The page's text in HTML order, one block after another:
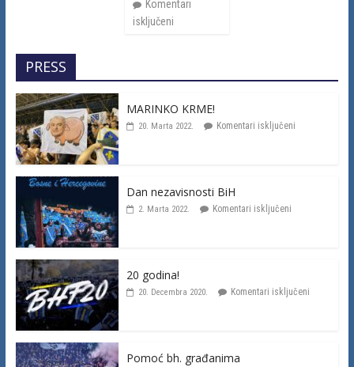
Komentari
isključeni
PRESS
MARINKO KRME!
20. Marta 2022. Komentari isključeni
Dan nezavisnosti BiH
2. Marta 2022. Komentari isključeni
20 godina!
20. Decembra 2020. Komentari isključeni
Pomoć bh. građanima